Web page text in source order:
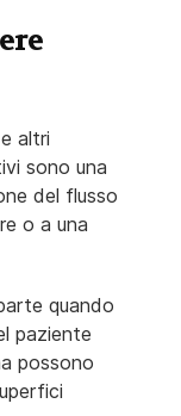
altri
sono una
del flusso
o a una
quando
paziente
possono